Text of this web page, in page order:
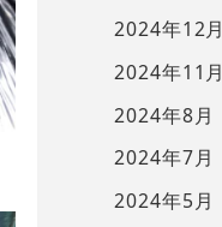
2024年12月
2024年11月
2024年8月
2024年7月
2024年5月